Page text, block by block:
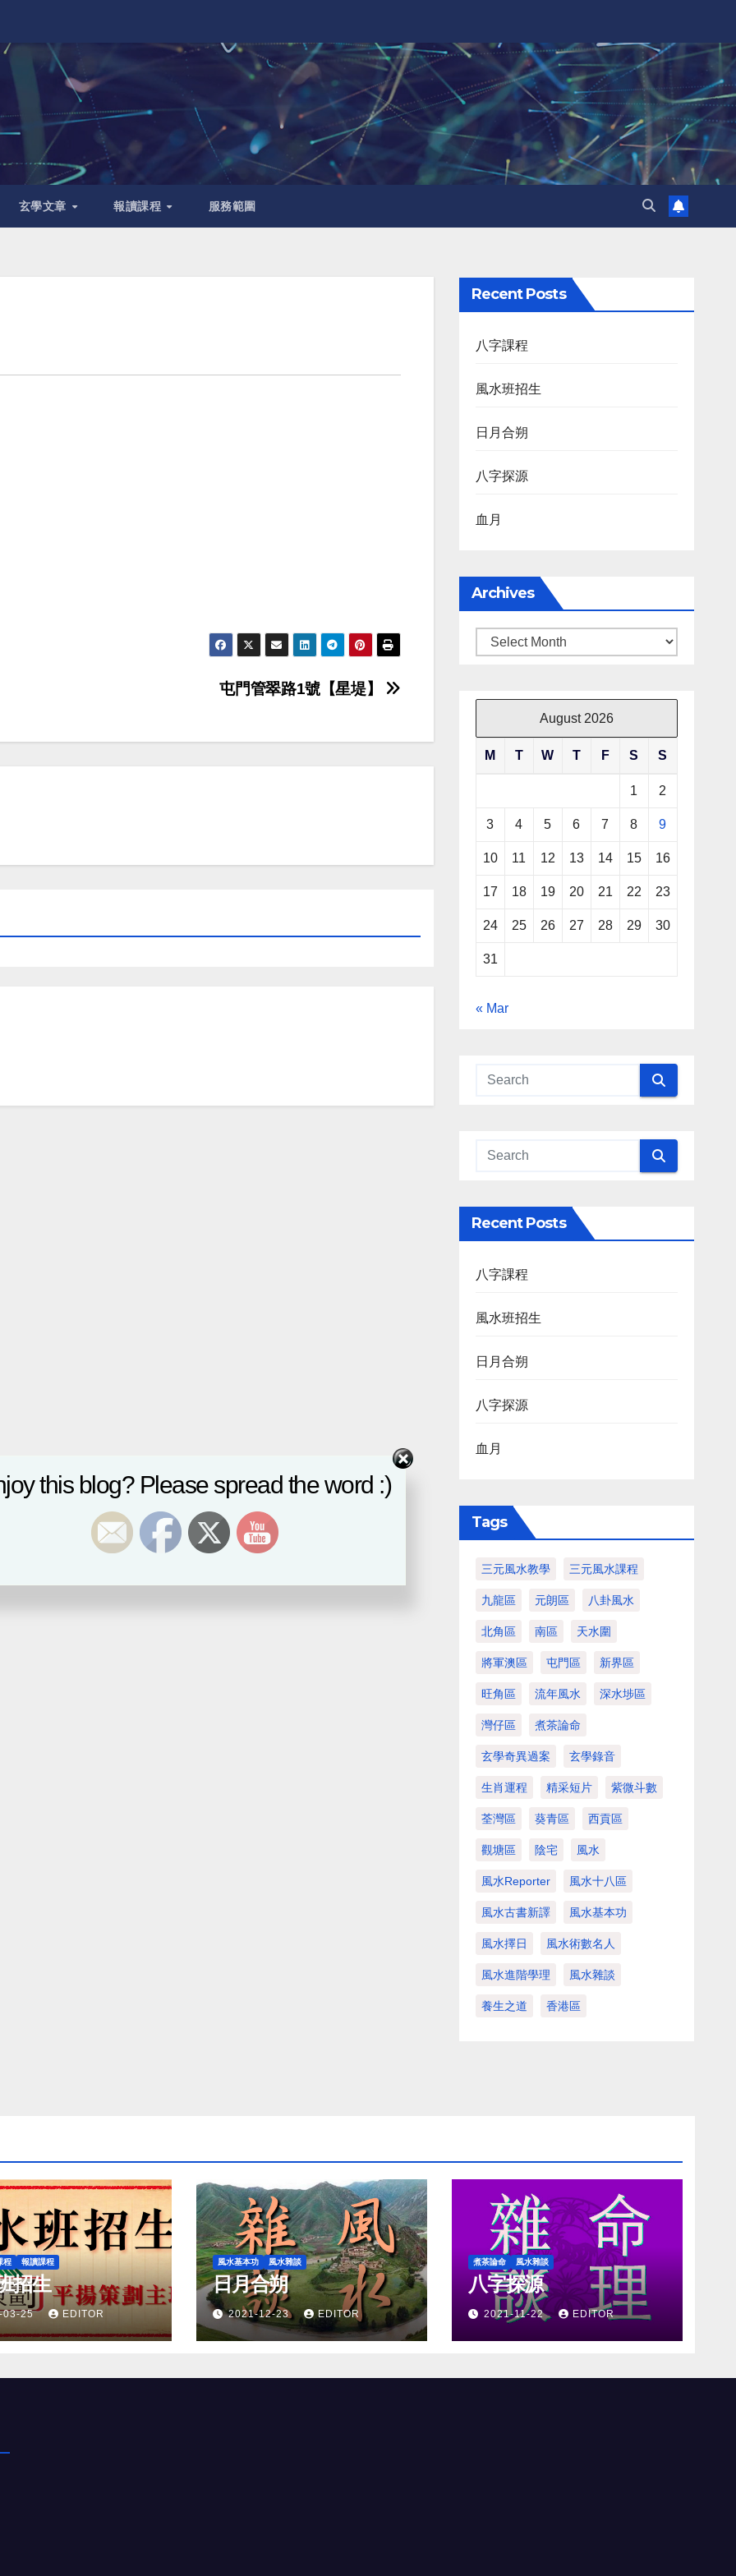
玄學文章 報讀課程 服務範圍
屯門管翠路1號【星堤】
Recent Posts
八字課程
風水班招生
日月合朔
八字探源
血月
Archives
Archives
August 2026
M T W T F S S
1 2
3 4 5 6 7 8 9
10 11 12 13 14 15 16
17 18 19 20 21 22 23
24 25 26 27 28 29 30
31
« Mar
Recent Posts
八字課程
風水班招生
日月合朔
八字探源
血月
Tags
三元風水教學 三元風水課程
九龍區 元朗區 八卦風水
北角區 南區 天水圍
將軍澳區 屯門區 新界區
旺角區 流年風水 深水埗區
灣仔區 煮茶論命
玄學奇異過案 玄學錄音
生肖運程 精采短片 紫微斗數
荃灣區 葵青區 西貢區
觀塘區 陰宅 風水
風水Reporter 風水十八區
風水古書新譯 風水基本功
風水擇日 風水術數名人
風水進階學理 風水雜談
養生之道 香港區
程 報讀課程
招生
03-25 EDITOR
風水基本功 風水雜談
日月合朔
2021-12-23 EDITOR
煮茶論命 風水雜談
八字探源
2021-11-22 EDITOR
this blog? Please spread the word :)